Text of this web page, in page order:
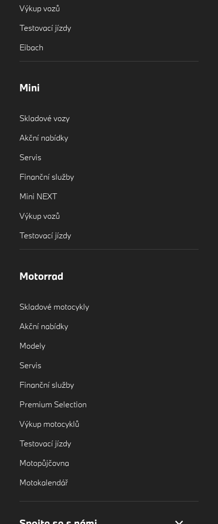
Výkup vozů
Testovací jízdy
Eibach
Mini
Skladové vozy
Akční nabídky
Servis
Finanční služby
Mini NEXT
Výkup vozů
Testovací jízdy
Motorrad
Skladové motocykly
Akční nabídky
Modely
Servis
Finanční služby
Premium Selection
Výkup motocyklů
Testovací jízdy
Motopůjčovna
Motokalendář